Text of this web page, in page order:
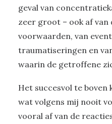
geval van
zeer groot – ook af
voorwaarden, van
traumatiseringen en
waarin de getroffene
Het succesvol te boven
wat volgens mij nooit
vooral af van de